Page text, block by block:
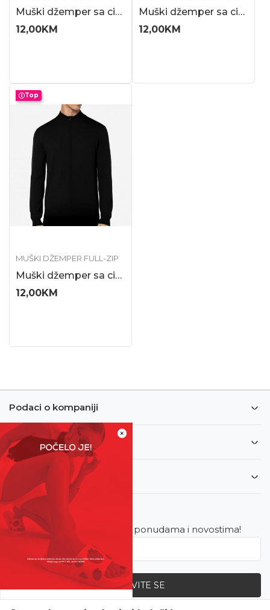
×
Muški džemper sa cibzarom
12,00KM
Muški džemper sa cibzarom
12,00KM
Top
MUŠKI DŽEMPER FULL-ZIP
Muški džemper sa cibzarom
12,00KM
Podaci o kompaniji
Informacije
Korisnički servis
Newsletter
Budite u toku sa najnovijim ponudama i novostima!
PRIJAVITE SE